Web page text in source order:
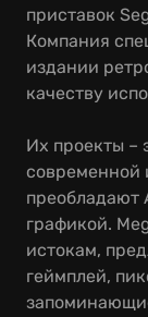
приставок
Компания
издании
качеству
Их проекты –
современной
преобладают
графикой.
истокам,
геймплей,